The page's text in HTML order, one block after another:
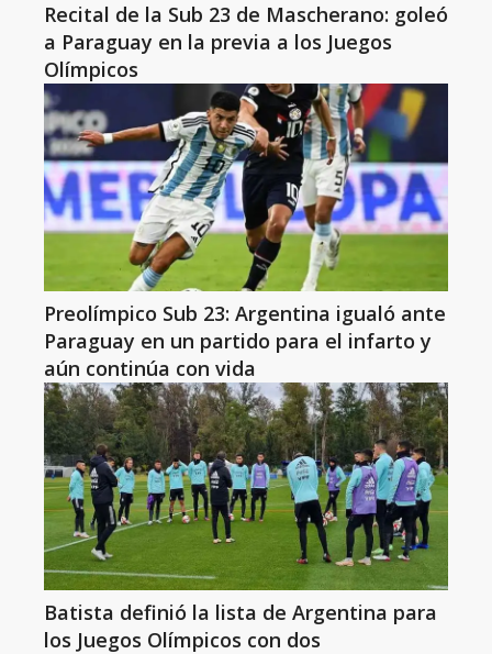
Recital de la Sub 23 de Mascherano: goleó
a Paraguay en la previa a los Juegos
Olímpicos
Preolímpico Sub 23: Argentina igualó ante
Paraguay en un partido para el infarto y
aún continúa con vida
Batista definió la lista de Argentina para
los Juegos Olímpicos con dos